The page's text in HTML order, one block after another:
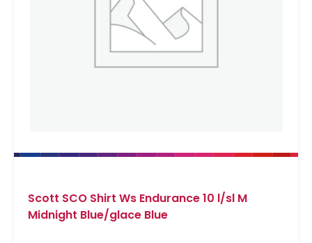
Scott SCO Shirt Ws Endurance 10 l/sl M
Midnight Blue/glace Blue